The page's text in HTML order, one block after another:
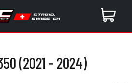
(2021 - 2024)